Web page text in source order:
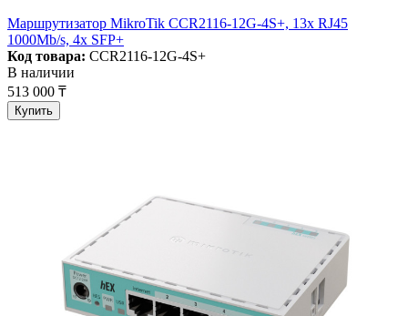
Маршрутизатор MikroTik CCR2116-12G-4S+, 13x RJ45
1000Mb/s, 4x SFP+
Код товара: CCR2116-12G-4S+
В наличии
513 000 ₸
Купить